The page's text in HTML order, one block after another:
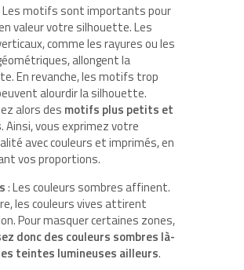
Les motifs sont importants pour
valeur votre silhouette. Les
comme les rayures ou les
allongent la
En revanche, les motifs trop
alourdir la silhouette.
alors des motifs plus petits et
. Ainsi, vous exprimez votre
avec couleurs et imprimés, en
vos proportions.
: Les couleurs sombres affinent.
les couleurs vives attirent
Pour masquer certaines zones,
donc des couleurs sombres là-
teintes lumineuses ailleurs.